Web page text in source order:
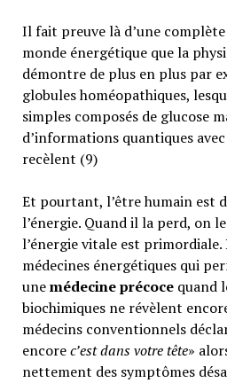
Il fait preuve là d’une
monde énergétique que la
démontre de plus en plus par
globules homéopathiques,
simples composés de glucose
d’informations quantiques
recèlent (9)
Et pourtant, l’être humain est
l’énergie. Quand il la perd, on
l’énergie vitale est primordiale.
médecines énergétiques qui
unemédecine précoce quand
biochimiques ne révèlent
médecins conventionnels
encorec’est dans votre tête»
nettement des symptômes